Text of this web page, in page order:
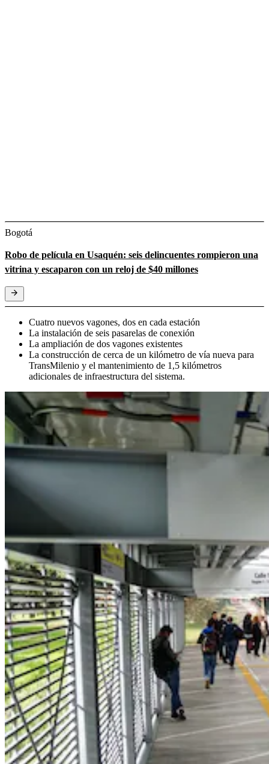
Bogotá
Robo de película en Usaquén: seis delincuentes rompieron una
vitrina y escaparon con un reloj de $40 millones
Cuatro nuevos vagones, dos en cada estación
La instalación de seis pasarelas de conexión
La ampliación de dos vagones existentes
La construcción de cerca de un kilómetro de vía nueva para
TransMilenio y el mantenimiento de 1,5 kilómetros
adicionales de infraestructura del sistema.